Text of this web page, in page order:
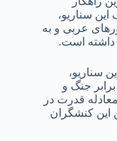
سناریو،
عربی و به
داشته است.
سناریو،
جنگ و
قدرت در
این کنشگران